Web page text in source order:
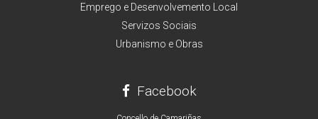
Emprego e Desenvolvemento Local
Servizos Sociais
Urbanismo e Obras
Facebook